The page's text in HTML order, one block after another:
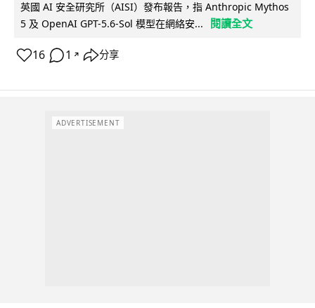
英國 AI 安全研究所（AISI）發布報告，指 Anthropic Mythos
5 及 OpenAI GPT-5.6-Sol 模型在網絡安...
閱讀全文
16 1 ↗ 分享
ADVERTISEMENT